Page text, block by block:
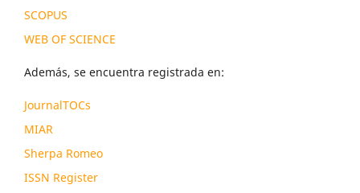
SCOPUS
WEB OF SCIENCE
Además, se encuentra registrada en:
JournalTOCs
MIAR
Sherpa Romeo
ISSN Register